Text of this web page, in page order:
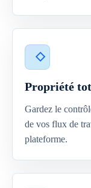
Propriété
Gardez le
de vos flux de
plateforme.